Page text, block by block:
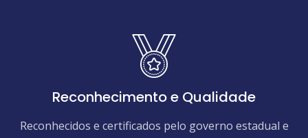
Reconhecimento e Qualidade
Reconhecidos e certificados pelo governo estadual e